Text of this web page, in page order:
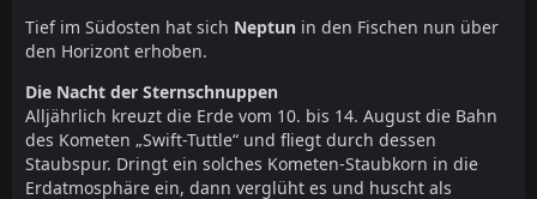
Tief im Südosten hat sich Neptun in den Fischen nun über
den Horizont erhoben.
Die Nacht der Sternschnuppen
Alljährlich kreuzt die Erde vom 10. bis 14. August die Bahn
des Kometen „Swift-Tuttle“ und fliegt durch dessen
Staubspur. Dringt ein solches Kometen-Staubkorn in die
Erdatmosphäre ein, dann verglüht es und huscht als